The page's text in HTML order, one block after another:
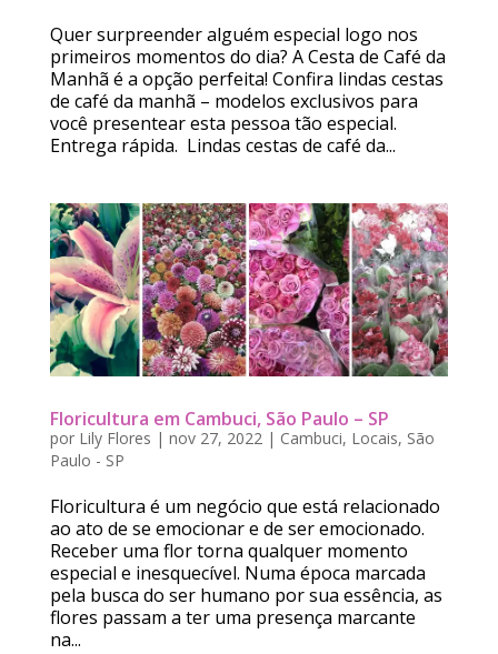
Quer surpreender alguém especial logo nos
primeiros momentos do dia? A Cesta de Café da
Manhã é a opção perfeita! Confira lindas cestas
de café da manhã – modelos exclusivos para
você presentear esta pessoa tão especial.
Entrega rápida. Lindas cestas de café da...
Floricultura em Cambuci, São Paulo – SP
por Lily Flores | nov 27, 2022| Cambuci, Locais, São
Paulo - SP
Floricultura é um negócio que está relacionado
ao ato de se emocionar e de ser emocionado.
Receber uma flor torna qualquer momento
especial e inesquecível. Numa época marcada
pela busca do ser humano por sua essência, as
flores passam a ter uma presença marcante
na...